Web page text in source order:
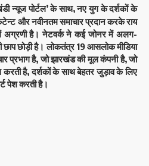
न्यूज पोर्टल’ के साथ, नए युग के दर्शकों के
और नवीनतम समाचार प्रदान करके राय
में अग्रणी है। नेटवर्क ने कई जोनर में अलग-
छोड़ी है। लोकतंत्र 19 आसलोक मीडिया
प्रभाग है, जो झारखंड की मूल कंपनी है, जो
करती है, दर्शकों के साथ बेहतर जुड़ाव के लिए
पेश करती है।